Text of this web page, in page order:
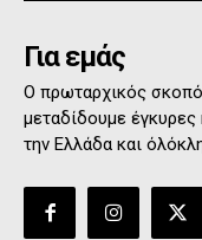
Για εμάς
Ο πρωταρχικός
μεταδίδουμε
την Ελλάδα και